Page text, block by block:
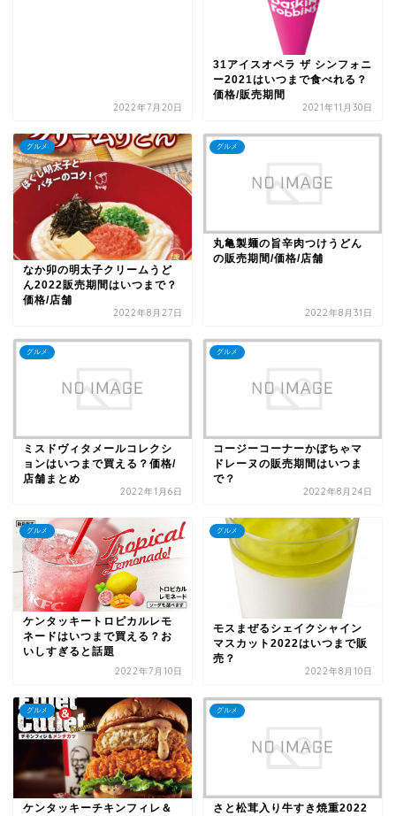
2022年7月20日
31アイスオペラ ザ シンフォニ
ー2021はいつまで食べれる？
価格/販売期間
2021年11月30日
グルメ
なか卯の明太子クリームうど
ん2022販売期間はいつまで？
価格/店舗
2022年8月27日
グルメ
丸亀製麺の旨辛肉つけうどん
の販売期間/価格/店舗
2022年8月31日
グルメ
ミスドヴィタメールコレクシ
ョンはいつまで買える？価格/
店舗まとめ
2022年1月6日
グルメ
コージーコーナーかぼちゃマ
ドレーヌの販売期間はいつま
で？
2022年8月24日
グルメ
ケンタッキートロピカルレモ
ネードはいつまで買える？お
いしすぎると話題
2022年7月10日
グルメ
モスまぜるシェイクシャイン
マスカット2022はいつまで販
売？
2022年8月10日
グルメ
ケンタッキーチキンフィレ＆
グルメ
さと松茸入り牛すき焼重2022